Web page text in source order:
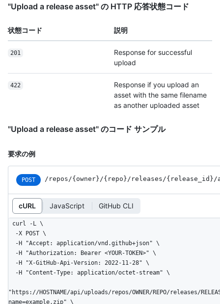
"Upload a release asset" の HTTP 応答状態コード
状態コード 説明
201
Response for successful
upload
422
Response if you upload an
asset with the same filename
as another uploaded asset
"Upload a release asset" のコード サンプル
要求の例
POST /repos /{owner} /{repo} /releases /{release_ id} /
cURL JavaScript GitHub CLI
curl -L \
"https://HOSTNAME/api/uploads/repos/OWNER/REPO/releases/
name=example.zip" \